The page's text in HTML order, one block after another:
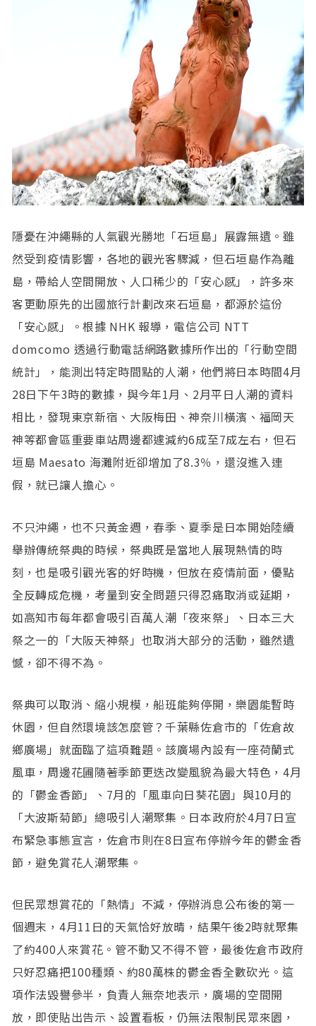
隱憂在沖繩縣的人氣觀光勝地「石垣島」展露無遺。雖
然受到疫情影響，各地的觀光客驟減，但石垣島作為離
島，帶給人空間開放、人口稀少的「安心感」，許多來
客更動原先的出國旅行計劃改來石垣島，都源於這份
「安心感」。根據 NHK 報導，電信公司 NTT
domcomo 透過行動電話網路數據所作出的「行動空間
統計」，能測出特定時間點的人潮，他們將日本時間4月
28日下午3時的數據，與今年1月、2月平日人潮的資料
相比，發現東京新宿、大阪梅田、神奈川橫濱、福岡天
神等都會區重要車站周邊都遽減約6成至7成左右，但石
垣島 Maesato 海灘附近卻增加了8.3％，還沒進入連
假，就已讓人擔心。
不只沖繩，也不只黃金週，春季、夏季是日本開始陸續
舉辦傳統祭典的時候，祭典既是當地人展現熱情的時
刻，也是吸引觀光客的好時機，但放在疫情前面，優點
全反轉成危機，考量到安全問題只得忍痛取消或延期，
如高知市每年都會吸引百萬人潮「夜來祭」、日本三大
祭之一的「大阪天神祭」也取消大部分的活動，雖然遺
憾，卻不得不為。
祭典可以取消、縮小規模，船班能夠停開，樂園能暫時
休園，但自然環境該怎麼管？千葉縣佐倉市的「佐倉故
鄉廣場」就面臨了這項難題。該廣場內設有一座荷蘭式
風車，周邊花圃隨著季節更迭改變風貌為最大特色，4月
的「鬱金香節」、7月的「風車向日葵花園」與10月的
「大波斯菊節」總吸引人潮聚集。日本政府於4月7日宣
布緊急事態宣言，佐倉市則在8日宣布停辦今年的鬱金香
節，避免賞花人潮聚集。
但民眾想賞花的「熱情」不減，停辦消息公布後的第一
個週末，4月11日的天氣恰好放晴，結果午後2時就聚集
了約400人來賞花。管不動又不得不管，最後佐倉市政府
只好忍痛把100種類、約80萬株的鬱金香全數砍光。這
項作法毀譽參半，負責人無奈地表示，廣場的空間開
放，即使貼出告示、設置看板，仍無法限制民眾來園，